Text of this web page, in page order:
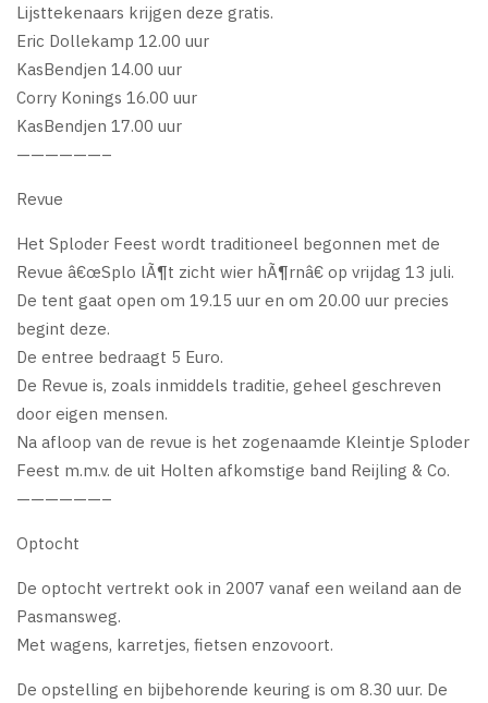
Lijsttekenaars krijgen deze gratis.
Eric Dollekamp 12.00 uur
KasBendjen 14.00 uur
Corry Konings 16.00 uur
KasBendjen 17.00 uur
——————–
Revue
Het Sploder Feest wordt traditioneel begonnen met de
Revue â€œSplo lÃ¶t zicht wier hÃ¶rnâ€ op vrijdag 13 juli.
De tent gaat open om 19.15 uur en om 20.00 uur precies
begint deze.
De entree bedraagt 5 Euro.
De Revue is, zoals inmiddels traditie, geheel geschreven
door eigen mensen.
Na afloop van de revue is het zogenaamde Kleintje Sploder
Feest m.m.v. de uit Holten afkomstige band Reijling & Co.
——————–
Optocht
De optocht vertrekt ook in 2007 vanaf een weiland aan de
Pasmansweg.
Met wagens, karretjes, fietsen enzovoort.
De opstelling en bijbehorende keuring is om 8.30 uur. De